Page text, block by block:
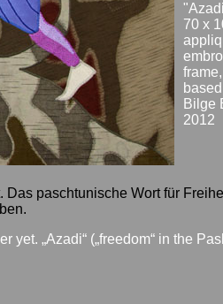
70 x
frame,
Bilge
2012
paschtunische Wort für
„Azadi“ („freedom“ in the